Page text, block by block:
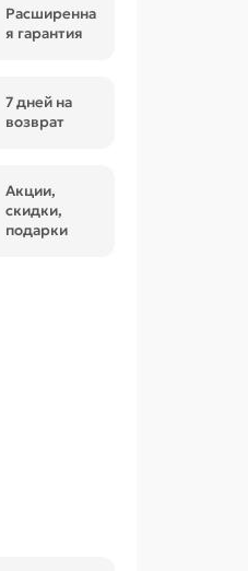
Расширенна
я гарантия
7 дней на
возврат
Акции,
скидки,
подарки